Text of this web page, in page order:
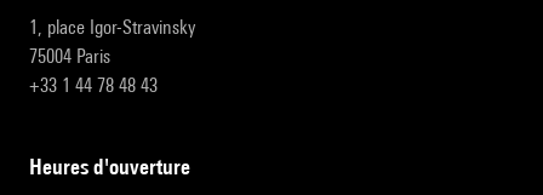
1, place Igor-Stravinsky
75004 Paris
+33 1 44 78 48 43
heures d'ouverture